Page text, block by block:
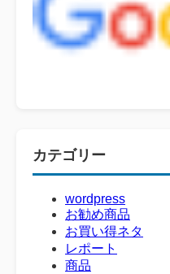
カテゴリー
wordpress
お勧め商品
お買い得ネタ
レポート
商品